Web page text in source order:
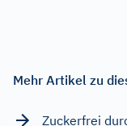
Mehr Artikel zu
Zuckerfrei